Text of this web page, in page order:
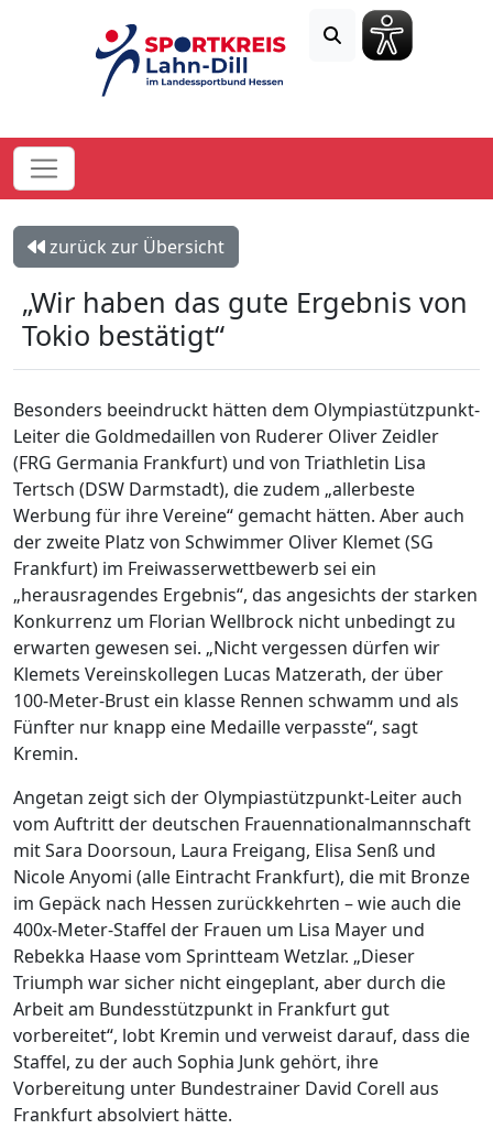
zurück zur Übersicht
„Wir haben das gute Ergebnis von
Tokio bestätigt“
Besonders beeindruckt hätten dem Olympiastützpunkt-
Leiter die Goldmedaillen von Ruderer Oliver Zeidler
(FRG Germania Frankfurt) und von Triathletin Lisa
Tertsch (DSW Darmstadt), die zudem „allerbeste
Werbung für ihre Vereine“ gemacht hätten. Aber auch
der zweite Platz von Schwimmer Oliver Klemet (SG
Frankfurt) im Freiwasserwettbewerb sei ein
„herausragendes Ergebnis“, das angesichts der starken
Konkurrenz um Florian Wellbrock nicht unbedingt zu
erwarten gewesen sei. „Nicht vergessen dürfen wir
Klemets Vereinskollegen Lucas Matzerath, der über
100-Meter-Brust ein klasse Rennen schwamm und als
Fünfter nur knapp eine Medaille verpasste“, sagt
Kremin.
Angetan zeigt sich der Olympiastützpunkt-Leiter auch
vom Auftritt der deutschen Frauennationalmannschaft
mit Sara Doorsoun, Laura Freigang, Elisa Senß und
Nicole Anyomi (alle Eintracht Frankfurt), die mit Bronze
im Gepäck nach Hessen zurückkehrten – wie auch die
400x-Meter-Staffel der Frauen um Lisa Mayer und
Rebekka Haase vom Sprintteam Wetzlar. „Dieser
Triumph war sicher nicht eingeplant, aber durch die
Arbeit am Bundesstützpunkt in Frankfurt gut
vorbereitet“, lobt Kremin und verweist darauf, dass die
Staffel, zu der auch Sophia Junk gehört, ihre
Vorbereitung unter Bundestrainer David Corell aus
Frankfurt absolviert hätte.